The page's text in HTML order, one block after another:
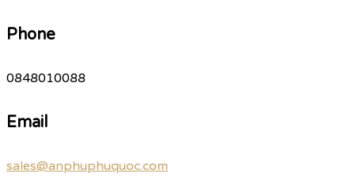
Phone
0848010088
Email
sales@anphuphuquoc.com